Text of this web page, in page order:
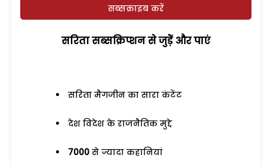
सब्सक्राइब करें
सरिता सब्सक्रिप्शन से जुड़ेें और पाएं
सरिता मैगजीन का सारा कंटेंट
देश विदेश के राजनैतिक मुद्दे
7000 से ज्यादा कहानियां